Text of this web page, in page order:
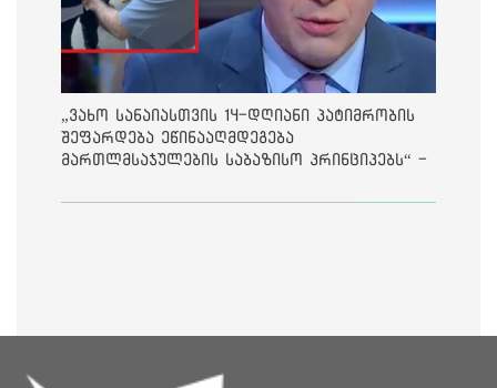
„ვახო სანაიასთვის 14-დღიანი პატიმრობის
შეფარდება ეწინააღმდეგება
მართლმსაჯულების საბაზისო პრინციპებს“ -